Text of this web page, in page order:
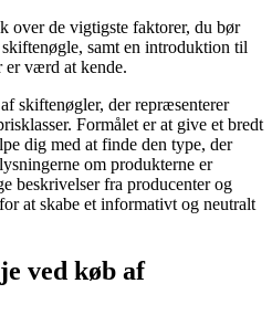
over de vigtigste faktorer, du bør
samt en introduktion til
er værd at kende.
skiftenøgler, der repræsenterer
Formålet er at give et bredt
dig med at finde den type, der
om produkterne er
beskrivelser fra producenter og
at skabe et informativt og neutralt
ved køb af